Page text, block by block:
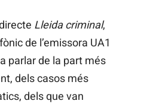
Lleida criminal,
de l’emissora UA1
parlar de la part més
dels casos més
dels que van